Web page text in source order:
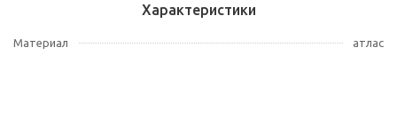
Характеристики
Материал атлас